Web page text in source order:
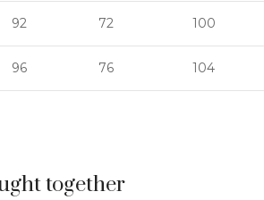
92 72 100
96 76 104
together